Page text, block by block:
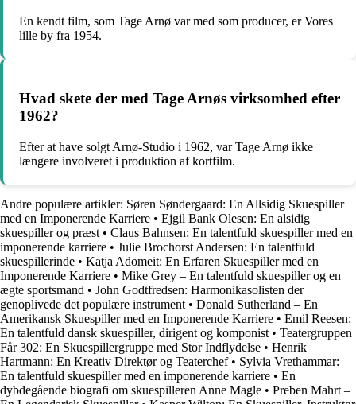
En kendt film, som Tage Arnø var med som producer, er Vores
lille by fra 1954.
Hvad skete der med Tage Arnøs virksomhed efter
1962?
Efter at have solgt Arnø-Studio i 1962, var Tage Arnø ikke
længere involveret i produktion af kortfilm.
Andre populære artikler: Søren Søndergaard: En Allsidig Skuespiller
med en Imponerende Karriere • Ejgil Bank Olesen: En alsidig
skuespiller og præst • Claus Bahnsen: En talentfuld skuespiller med en
imponerende karriere • Julie Brochorst Andersen: En talentfuld
skuespillerinde • Katja Adomeit: En Erfaren Skuespiller med en
Imponerende Karriere • Mike Grey – En talentfuld skuespiller og en
ægte sportsmand • John Godtfredsen: Harmonikasolisten der
genoplivede det populære instrument • Donald Sutherland – En
Amerikansk Skuespiller med en Imponerende Karriere • Emil Reesen:
En talentfuld dansk skuespiller, dirigent og komponist • Teatergruppen
Får 302: En Skuespillergruppe med Stor Indflydelse • Henrik
Hartmann: En Kreativ Direktør og Teaterchef• Sylvia Vrethammar:
En talentfuld skuespiller med en imponerende karriere • En
dybdegående biografi om skuespilleren Anne Magle • Preben Mahrt –